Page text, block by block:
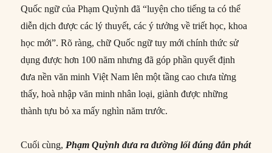
Quốc ngữ của Phạm Quỳnh đã “luyện cho tiếng ta có thể
diễn dịch được các lý thuyết, các ý tưởng về triết học, khoa
học mới”. Rõ ràng, chữ Quốc ngữ tuy mới chính thức sử
dụng được hơn 100 năm nhưng đã góp phần quyết định
đưa nền văn minh Việt Nam lên một tầng cao chưa từng
thấy, hoà nhập văn minh nhân loại, giành được những
thành tựu bỏ xa mấy nghìn năm trước.
Cuối cùng,Phạm Quỳnh đưa ra đường lối đúng đắnphát